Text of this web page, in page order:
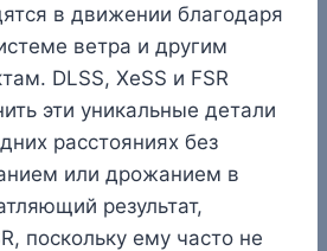
в движении благодаря
ветра и другим
DLSS, XeSS и FSR
эти уникальные детали
расстояниях без
или дрожанием в
результат,
поскольку ему часто не